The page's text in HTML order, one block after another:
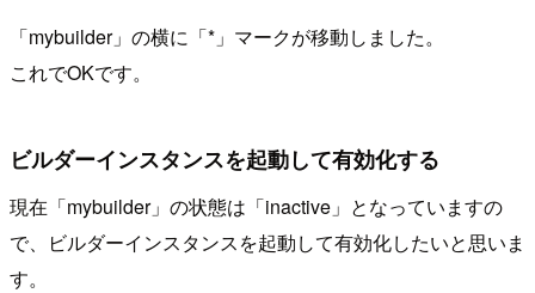
「mybuilder」の横に「*」マークが移動しました。
これでOKです。
ビルダーインスタンスを起動して有効化する
現在「mybuilder」の状態は「inactive」となっていますの
で、ビルダーインスタンスを起動して有効化したいと思いま
す。